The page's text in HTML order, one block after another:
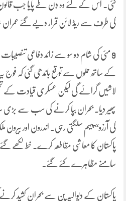
گئی۔ اس کے لئے وہ دِن طے پایا جب قانون
کی طرف سے ریڈ لائن قرار دیے گئے عمران
9 مئی کی شام دو سو سے زائد دفاعی تنصیبات
کے ساتھ حملوں سے توقع باندھی گئی کہ
لاشیں گرائے گی لیکن عسکری قیادت کے
پھیر دیا۔ بحران بپا کرنے کی سب سے بڑی
کی آرزو“ پیہم سلگتی رہی۔ اندرون اور
پاکستان کا معاشی مقاطعہ کرے۔ خط لکھے
سامنے مظاہرے کئے گئے۔
پاکستان کے دیوالیہ پن سے بحران کشید